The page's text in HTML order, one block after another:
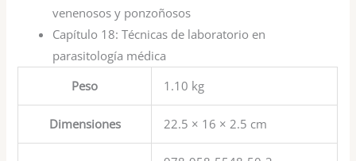
venenosos y ponzoñosos
Capítulo 18:Técnicas de laboratorio en
parasitología médica
Peso
1.10 kg
Dimensiones 22.5 × 16 × 2.5 cm